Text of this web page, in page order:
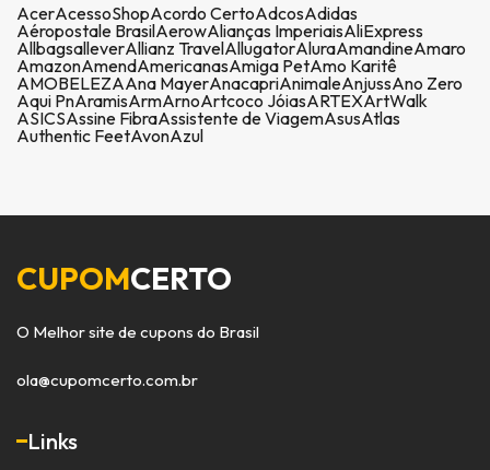
AcerAcessoShopAcordo CertoAdcosAdidas
Aéropostale BrasilAerowAlianças ImperiaisAliExpress
AllbagsalleverAllianz TravelAllugatorAluraAmandineAmaro
AmazonAmendAmericanasAmiga PetAmo Karitê
AMOBELEZAAna MayerAnacapriAnimaleAnjussAno Zero
Aqui PnAramisArmArnoArtcoco JóiasARTEXArtWalk
ASICSAssine FibraAssistente de ViagemAsusAtlas
Authentic FeetAvonAzul
CUPOMCERTO
O Melhor site de cupons do Brasil
ola@cupomcerto.com.br
Links